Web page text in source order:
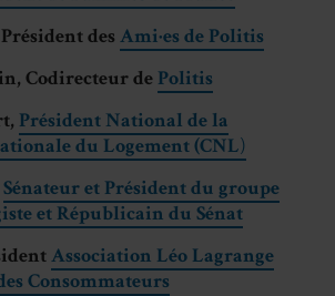
des Ami·es de Politis
Codirecteur de Politis
Président National de la
du Logement (CNL)
Sénateur et Président du groupe
et Républicain du Sénat
Association Léo Lagrange
Consommateurs